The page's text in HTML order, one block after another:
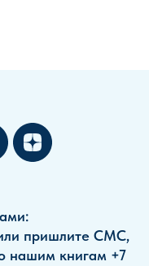
пришлите СМС,
нашим книгам +7